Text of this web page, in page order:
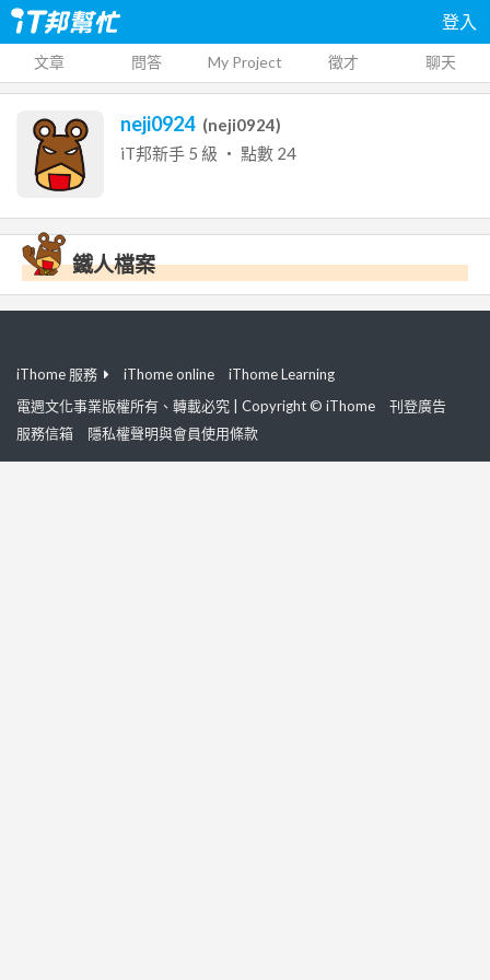
登入
文章 問答 My Project 徵才 聊天
neji0924 (neji0924)
iT邦新手 5 級 ‧ 點數 24
鐵人檔案
iThome 服務 iThome online
iThome Learning
電週文化事業版權所有、轉載必究 | Copyright © iThome
刊登廣告
服務信箱
隱私權聲明與會員使用條款